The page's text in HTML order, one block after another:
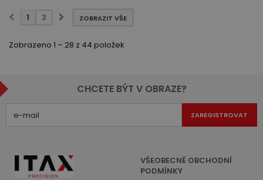
ZOBRAZIT VŠE
1 2
Zobrazeno 1 – 28 z 44 položek
CHCETE BÝT V OBRAZE?
ZAREGISTROVAT
VŠEOBECNÉ OBCHODNÍ
PODMÍNKY